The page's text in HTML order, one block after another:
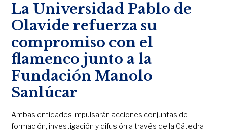
La Universidad Pablo de
Olavide refuerza su
compromiso con el
flamenco junto a la
Fundación Manolo
Sanlúcar
Ambas entidades impulsarán acciones conjuntas de
formación, investigación y difusión a través de la Cátedra